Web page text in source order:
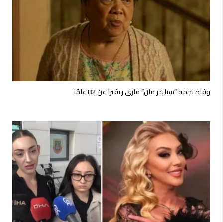
وفاة نجمة “سبايدر مان” ماري ريفيرا عن 82 عامًا